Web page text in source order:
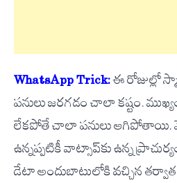
WhatsApp Trick:ఈ రోజుల్లో
పనులు జరగడం చాలా కష్టం.
లేకపోతే చాలా పనులు ఆగిపోతాయి.
ఉన్నప్పటికీ వాట్సాప్‌కు ఉన్న
డేటా అందుబాటులోకి వచ్చిన